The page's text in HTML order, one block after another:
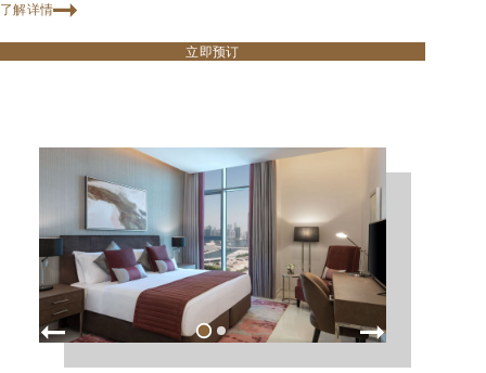
立即预订
了解详情